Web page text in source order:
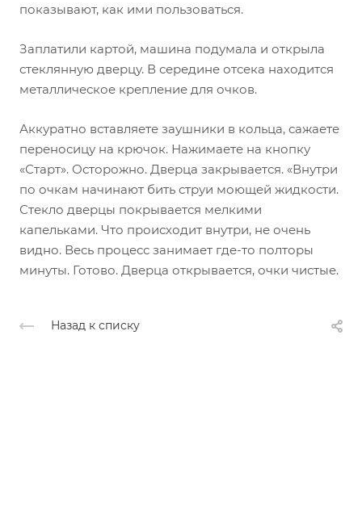
показывают, как ими пользоваться.
Заплатили картой, машина подумала и открыла
стеклянную дверцу. В середине отсека находится
металлическое крепление для очков.
Аккуратно вставляете заушники в кольца, сажаете
переносицу на крючок. Нажимаете на кнопку
«Старт». Осторожно. Дверца закрывается. «Внутри
по очкам начинают бить струи моющей жидкости.
Стекло дверцы покрывается мелкими
капельками. Что происходит внутри, не очень
видно. Весь процесс занимает где-то полторы
минуты. Готово. Дверца открывается, очки чистые.
Назад к списку